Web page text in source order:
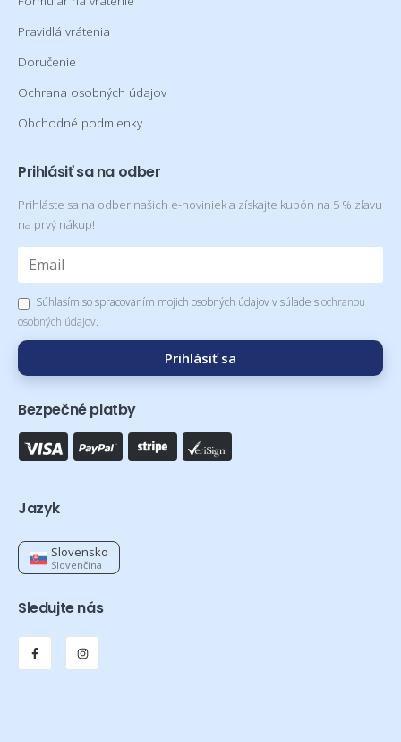
Pravidlá vrátenia
Doručenie
Ochrana osobných údajov
Obchodné podmienky
Prihlásiť sa na odber
Prihláste sa na odber našich e-noviniek a získajte kupón na 5 % zľavu
na prvý nákup!
Súhlasím so spracovaním mojich osobných údajov v súlade sochranou
osobných údajov.
Prihlásiť sa
Bezpečné platby
Jazyk
Slovensko
Slovenčina
Sledujte nás